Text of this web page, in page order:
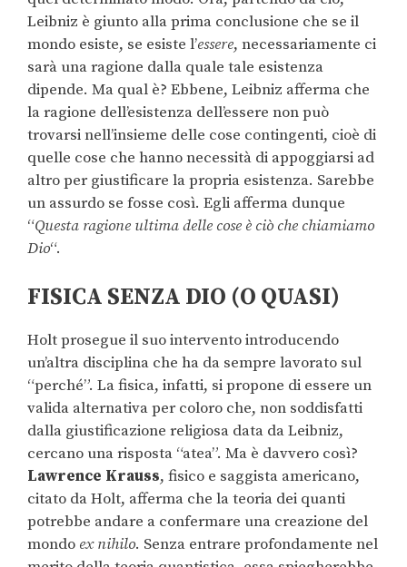
Leibniz è giunto alla prima conclusione che se il
mondo esiste, se esiste l’essere, necessariamente ci
sarà una ragione dalla quale tale esistenza
dipende. Ma qual è? Ebbene, Leibniz afferma che
la ragione dell’esistenza dell’essere non può
trovarsi nell’insieme delle cose contingenti, cioè di
quelle cose che hanno necessità di appoggiarsi ad
altro per giustificare la propria esistenza. Sarebbe
un assurdo se fosse così. Egli afferma dunque
“Questa ragione ultima delle cose è ciò che chiamiamo
Dio“.
FISICA SENZA DIO (O QUASI)
Holt prosegue il suo intervento introducendo
un’altra disciplina che ha da sempre lavorato sul
“perché”. La fisica, infatti, si propone di essere un
valida alternativa per coloro che, non soddisfatti
dalla giustificazione religiosa data da Leibniz,
cercano una risposta “atea”. Ma è davvero così?
Lawrence Krauss, fisico e saggista americano,
citato da Holt, afferma che la teoria dei quanti
potrebbe andare a confermare una creazione del
mondo ex nihilo. Senza entrare profondamente nel